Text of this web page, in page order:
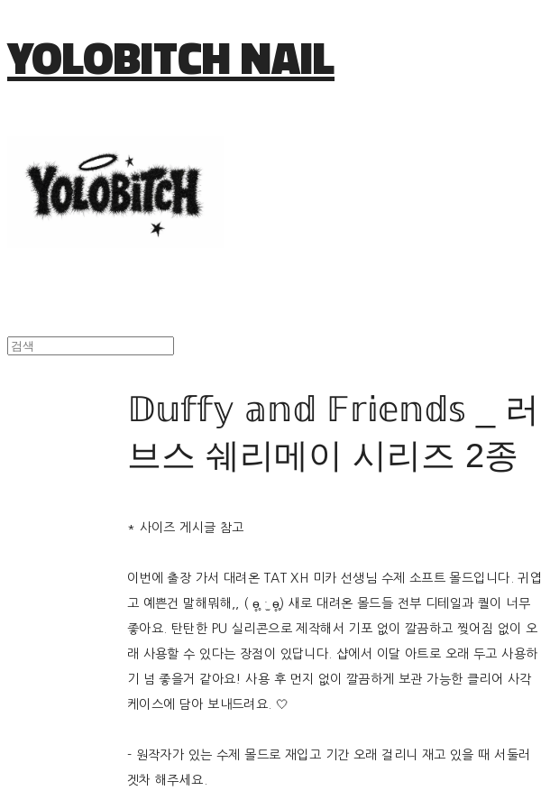
YOLOBITCH NAIL
𝔻𝕦𝕗𝕗𝕪 𝕒𝕟𝕕 𝔽𝕣𝕚𝕖𝕟𝕕𝕤 _ 러
브스 쉐리메이 시리즈 2종
* 사이즈 게시글 참고
이번에 출장 가서 대려온 TAT XH 미카 선생님 수제 소프트 몰드입니다. 귀엽
고 예쁜건 말해뭐해,, ( ɵ̥̥ ˑ̫ ɵ̥̥) 새로 대려온 몰드들 전부 디테일과 퀄이 너무
좋아요. 탄탄한 PU 실리콘으로 제작해서 기포 없이 깔끔하고 찢어짐 없이 오
래 사용할 수 있다는 장점이 있답니다. 샵에서 이달 아트로 오래 두고 사용하
기 넘 좋을거 같아요! 사용 후 먼지 없이 깔끔하게 보관 가능한 클리어 사각
케이스에 담아 보내드려요. 🤍
- 원작자가 있는 수제 몰드로 재입고 기간 오래 걸리니 재고 있을 때 서둘러
겟차 해주세요.